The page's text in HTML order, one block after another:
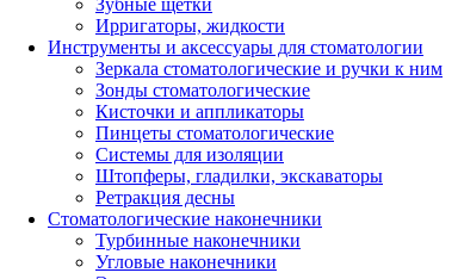
Ирригаторы, жидкости
Инструменты и аксессуары для стоматологии
Зеркала стоматологические и ручки к ним
Зонды стоматологические
Кисточки и аппликаторы
Пинцеты стоматологические
Системы для изоляции
Штопферы, гладилки, экскаваторы
Ретракция десны
Стоматологические наконечники
Турбинные наконечники
Угловые наконечники